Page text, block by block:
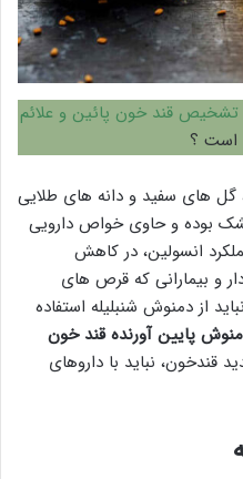
تشخیص قند خون پائین و علائم
است ؟
گل های سفید و دانه های طلایی
بوده و حاوی خواص دارویی
انسولین، در کاهش
و بیمارانی که قرص های
از دمنوش شنبلیله استفاده
پایین آورنده قند خون
نباید با داروهای